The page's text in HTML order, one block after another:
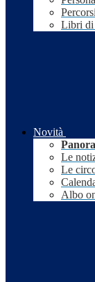
Libri di
Novità
Le
Le
Albo